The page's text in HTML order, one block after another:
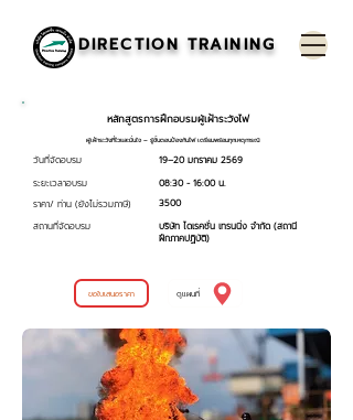
DIRECTION TRAINING
หลักสูตรการฝึกอบรมผู้เฝ้าระวังไฟ
ผู้เฝ้าระวังที่ไวและมั่นใจ – รู้ขั้นตอนป้องกันไฟ เตรียมพร้อมทุกเหตุการณ์
วันที่จัดอบรม
ระยะเวลาอบรม
ราคา/ ท่าน (ยังไม่รวมภาษี)
สถานที่จัดอบรม
19–20 มกราคม 2569
08:30 - 16:00 น.
3500
บริษัท ไดเรคชั่น เทรนนิ่ง จำกัด (สถานี
ฝึกภาคปฏิบัติ)
ขอใบเสนอราคา ดูแผนที่